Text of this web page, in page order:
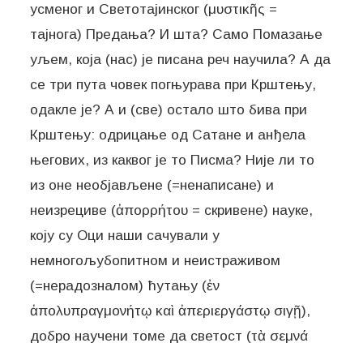
усменог и Светотајинског (μυστικῆς =
тајнога) Предања? И шта? Само Помазање
уљем, која (нас) је писана реч научила? А да
се три пута човек погњурава при Крштењу,
одакле је? А и (све) остало што бива при
Крштењу: одрицање од Сатане и анђела
његових, из каквог је то Писма? Није ли то
из оне необјављене (=ненаписане) и
неизрециве (ἀπορρήτου = скривене) науке,
коју су Оци наши сачували у
немногољубопитном и неистраживом
(=нерадозналом) ћутању (ἐν
ἀπολυπραγμονήτῳ καὶ ἀπεριεργάστῳ σιγῇ),
добро научени томе да светост (τὰ σεμνά